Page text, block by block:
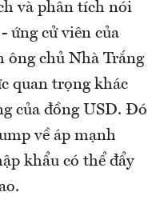
và phân tích nói
ứng cử viên của
ông chủ Nhà Trắng
quan trọng khác
của đồng USD. Đó
về áp mạnh
khẩu có thể đẩy